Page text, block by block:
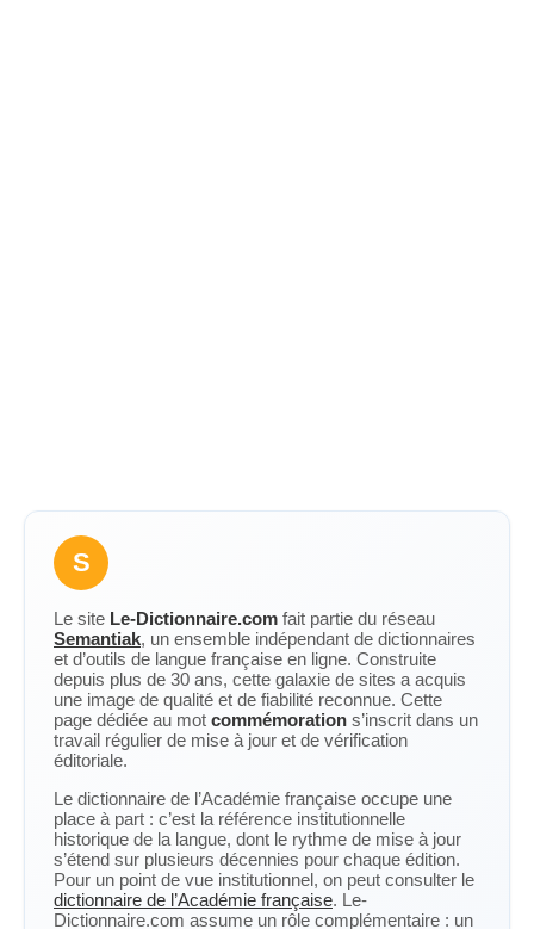
S
Le site Le-Dictionnaire.com fait partie du réseau
Semantiak, un ensemble indépendant de dictionnaires
et d’outils de langue française en ligne. Construite
depuis plus de 30 ans, cette galaxie de sites a acquis
une image de qualité et de fiabilité reconnue. Cette
page dédiée au mot commémoration s’inscrit dans un
travail régulier de mise à jour et de vérification
éditoriale.
Le dictionnaire de l’Académie française occupe une
place à part : c’est la référence institutionnelle
historique de la langue, dont le rythme de mise à jour
s’étend sur plusieurs décennies pour chaque édition.
Pour un point de vue institutionnel, on peut consulter le
dictionnaire de l’Académie française. Le-
Dictionnaire.com assume un rôle complémentaire : un